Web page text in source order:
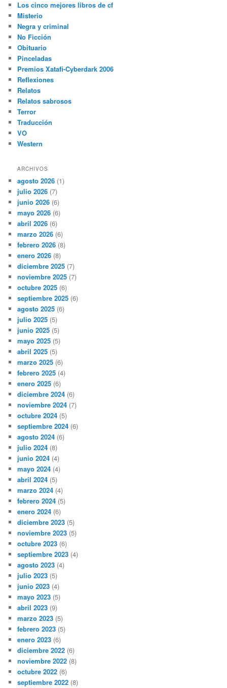
Los cinco mejores libros de cf
Misterio
Negra y criminal
No Ficción
Obituario
Pinceladas
Premios Xatafi-Cyberdark 2006
Reflexiones
Relatos
Relatos sabrosos
Terror
Traducción
VO
Western
ARCHIVOS
agosto 2026 (1)
julio 2026 (7)
junio 2026 (6)
mayo 2026 (6)
abril 2026 (6)
marzo 2026 (6)
febrero 2026 (8)
enero 2026 (8)
diciembre 2025 (7)
noviembre 2025 (7)
octubre 2025 (6)
septiembre 2025 (6)
agosto 2025 (6)
julio 2025 (5)
junio 2025 (5)
mayo 2025 (5)
abril 2025 (5)
marzo 2025 (6)
febrero 2025 (4)
enero 2025 (6)
diciembre 2024 (6)
noviembre 2024 (7)
octubre 2024 (5)
septiembre 2024 (6)
agosto 2024 (6)
julio 2024 (8)
junio 2024 (4)
mayo 2024 (4)
abril 2024 (5)
marzo 2024 (4)
febrero 2024 (5)
enero 2024 (6)
diciembre 2023 (5)
noviembre 2023 (5)
octubre 2023 (6)
septiembre 2023 (4)
agosto 2023 (4)
julio 2023 (5)
junio 2023 (4)
mayo 2023 (5)
abril 2023 (9)
marzo 2023 (5)
febrero 2023 (5)
enero 2023 (6)
diciembre 2022 (6)
noviembre 2022 (8)
octubre 2022 (6)
septiembre 2022 (8)